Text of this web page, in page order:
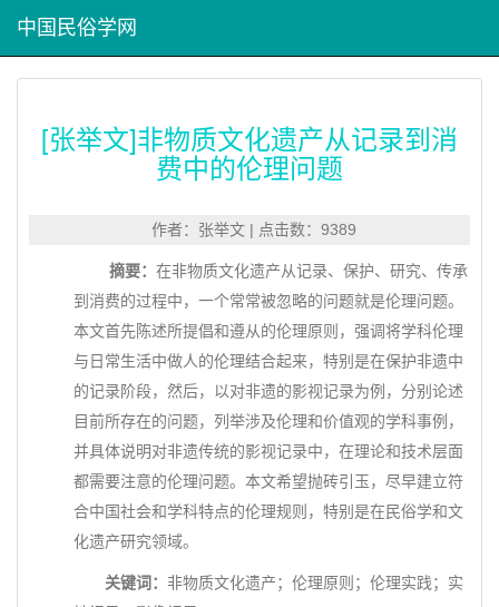
中国民俗学网
[张举文]非物质文化遗产从记录到消
费中的伦理问题
作者：张举文 | 点击数：9389
摘要： 在非物质文化遗产从记录、保护、研究、传承
到消费的过程中，一个常常被忽略的问题就是伦理问题。
本文首先陈述所提倡和遵从的伦理原则，强调将学科伦理
与日常生活中做人的伦理结合起来，特别是在保护非遗中
的记录阶段，然后，以对非遗的影视记录为例，分别论述
目前所存在的问题，列举涉及伦理和价值观的学科事例，
并具体说明对非遗传统的影视记录中，在理论和技术层面
都需要注意的伦理问题。本文希望抛砖引玉，尽早建立符
合中国社会和学科特点的伦理规则，特别是在民俗学和文
化遗产研究领域。
关键词： 非物质文化遗产；伦理原则；伦理实践；实